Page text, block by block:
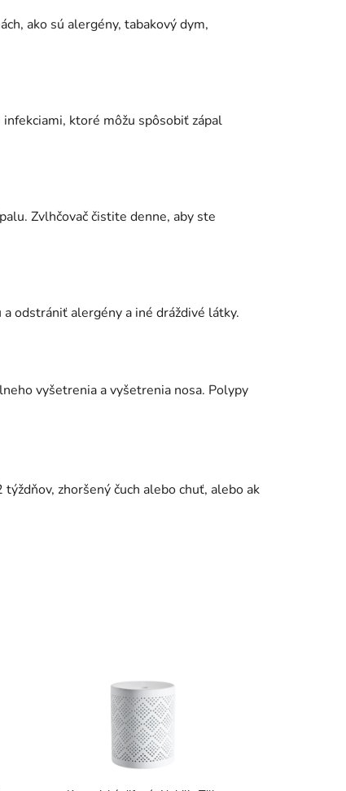
ako sú alergény, tabakový dym,
ktoré môžu spôsobiť zápal
Zvlhčovač čistite denne, aby ste
odstrániť alergény a iné dráždivé látky.
vyšetrenia a vyšetrenia nosa. Polypy
zhoršený čuch alebo chuť, alebo ak